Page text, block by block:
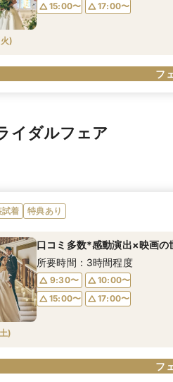
火)
15:00〜
17:00〜
フ
イダルフェア
試着 特典あり
土)
口コミ多数*感動演出×映画
所要時間：3時間程度
9:30〜
10:00〜
15:00〜
17:00〜
フ